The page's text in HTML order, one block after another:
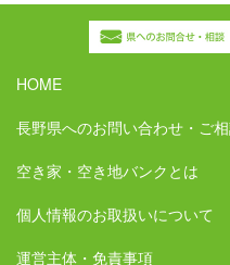
HOME
長野県へのお問い合わせ・ご
空き家・空き地バンクとは
個人情報のお取扱いについて
運営主体・免責事項